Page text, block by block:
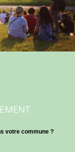
votre commune ?